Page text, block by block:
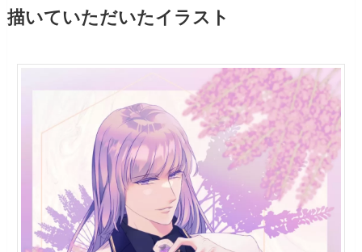
描いていただいたイラスト